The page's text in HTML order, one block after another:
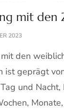
mit den
2023
den
ist geprägt
und